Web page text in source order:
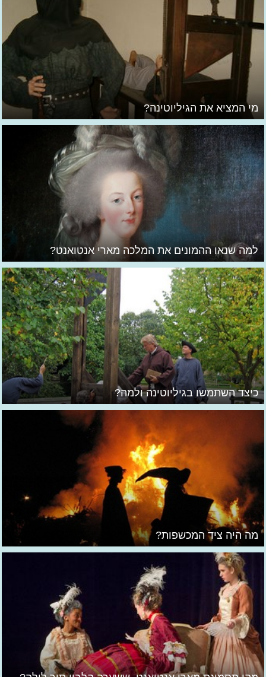
מי המציא את הגיליוטינה?
למה שנאו ההמונים את המלכה מארי אנטואנט?
כיצד השתמשו בגיליוטינה ולמה?
מה היה ציד המכשפות?